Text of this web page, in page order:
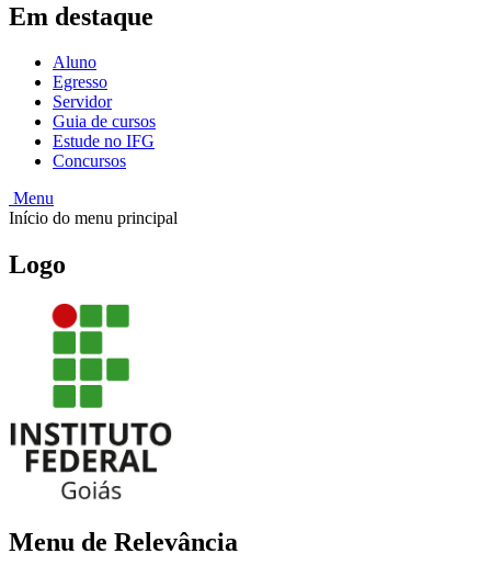
Em destaque
Aluno
Egresso
Servidor
Guia de cursos
Estude no IFG
Concursos
Menu
Início do menu principal
Logo
Menu de Relevância